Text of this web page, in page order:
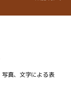
真、文字による表